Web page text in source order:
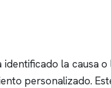
identificado la causa o
personalizado.